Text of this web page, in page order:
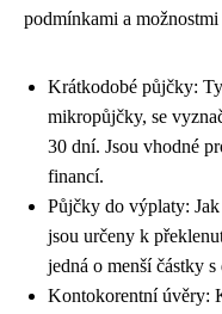
podmínkami a
Krátkodobé půjčky:
mikropůjčky, se
30 dní. Jsou vhodné
financí.
Půjčky do výplaty:
jsou určeny k
jedná o menší částky
Kontokorentní úvěry: